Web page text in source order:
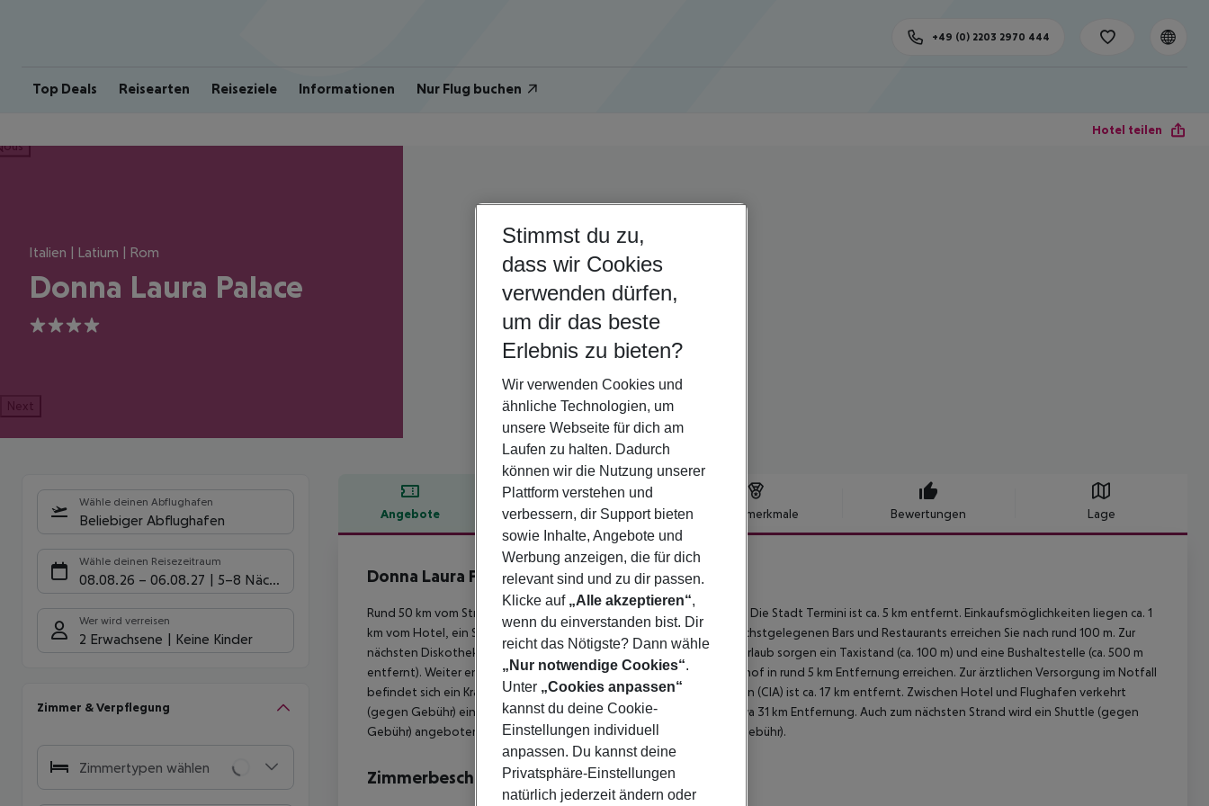
Top Deals Reisearten Reiseziele Informationen Nur Flug buchen
+49 (0) 2203 2970 444
Hotel teilen
Italien | Latium | Rom
Donna Laura Palace
4
Next
Wähle deinen Abflughafen
Beliebiger Abflughafen
Wähle deinen Reisezeitraum
08.08.26 – 06.08.27 5-8 Nächte
Wer wird verreisen
2 Erwachsene Keine Kinder
Zimmer & Verpflegung
Zimmertypen wählen
Angebote Hotelbeschreibung Hotelmerkmale Bewertungen Lage
Hotelbeschreibung
Donna Laura Palace
4
Rund 50 km vom Strand entfernt liegt das Hotel Donna Laura Palace. Die Stadt Termini ist ca. 5 km entfernt. Einkaufsmöglichkeiten liegen ca. 1
km vom Hotel, ein Supermarkt ist nach ca. 200 m zu erreichen. Die nächstgelegenen Bars und Restaurants erreichen Sie nach rund 100 m. Zur
nächsten Diskothek gelangt man nach rund 1,5 km. Für Mobilität im Urlaub sorgen ein Taxistand (ca. 100 m) und eine Bushaltestelle (ca. 500 m
entfernt). Weiter entfernt gelegene Orte lassen sich über den Bahnhof in rund 5 km Entfernung erreichen. Zur ärztlichen Versorgung im Notfall
befindet sich ein Krankenhaus in etwa 2 km Entfernung. Der Flughafen (CIA) ist ca. 17 km entfernt. Zwischen Hotel und Flughafen verkehrt
(gegen Gebühr) ein Shuttle. Ein weiterer Flughafen (FCO) liegt in etwa 31 km Entfernung. Auch zum nächsten Strand wird ein Shuttle (gegen
Gebühr) angeboten. Zudem verkehrt ein Shuttle nach Port (gegen Gebühr).
Zimmerbeschreibung
Stimmst du zu,
dass wir Cookies
verwenden dürfen,
um dir das beste
Erlebnis zu bieten?
Wir verwenden Cookies und
ähnliche Technologien, um
unsere Webseite für dich am
Laufen zu halten. Dadurch
können wir die Nutzung unserer
Plattform verstehen und
verbessern, dir Support bieten
sowie Inhalte, Angebote und
Werbung anzeigen, die für dich
relevant sind und zu dir passen.
Klicke auf „Alle akzeptieren“,
wenn du einverstanden bist. Dir
reicht das Nötigste? Dann wähle
„Nur notwendige Cookies“.
Unter „Cookies anpassen“
kannst du deine Cookie-
Einstellungen individuell
anpassen. Du kannst deine
Privatsphäre-Einstellungen
natürlich jederzeit ändern oder